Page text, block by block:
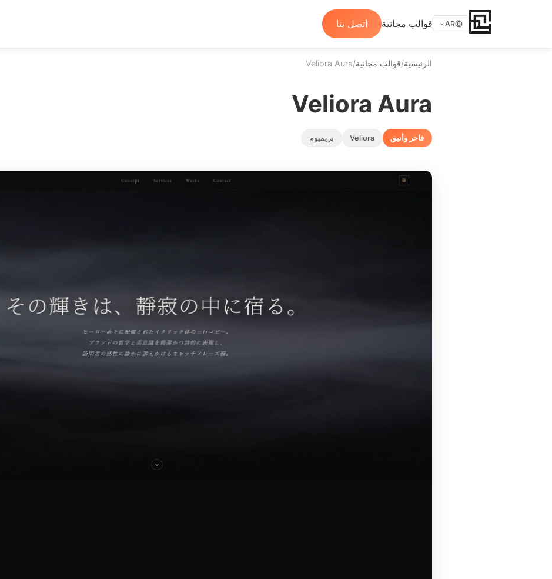
AR قوالب مجانية اتصل بنا
الرئيسية/قوالب مجانية/
Veliora Aura
Veliora Aura
فاخر وأنيق Veliora بريميوم